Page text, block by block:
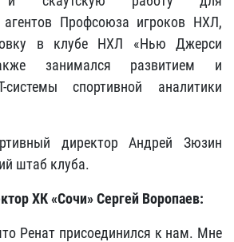
агентов Профсоюза игроков НХЛ,
в клубе НХЛ «Нью Джерси
занимался развитием и
системы спортивной аналитики
директор Андрей Зюзин
штаб клуба.
ХК «Сочи» Сергей Воропаев:
Ренат присоединился к нам. Мне